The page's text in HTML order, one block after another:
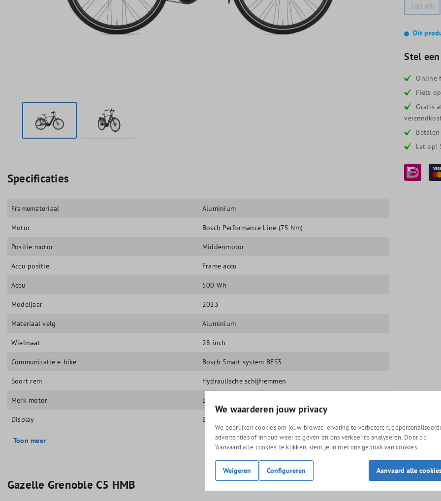
500 Wh
Dit
Stel
Online
Fiets
Gratis
Let op!
Specificaties
Framemateriaal Aluminium
Motor Bosch Performance Line (75 Nm)
Positie motor Middenmotor
Accu positie Frame accu
Accu 500 Wh
Modeljaar 2023
Materiaal velg Aluminium
Wielmaat 28 inch
Communicatie e-bike Bosch Smart system BES3
Soort rem Hydraulische schijfremmen
Merk motor Bosch
Display Bosch Intuvia
Toon meer
Gazelle Grenoble C5 HMB
We waarderen jouw privacy
We gebruiken cookies om jouw browse-ervaring te verbeteren,
advertenties of inhoud weer te geven en ons verkeer te analyseren. Door op
‘Aanvaard alle cookies’ te klikken, stem je in met ons gebruik van cookies.
Weigeren Configureren Aanvaard alle